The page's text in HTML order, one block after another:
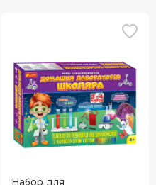
Набор для